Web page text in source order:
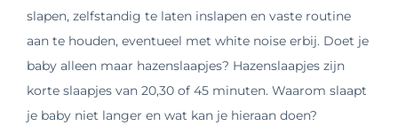
slapen, zelfstandig te laten inslapen en vaste routine
aan te houden, eventueel met white noise erbij. Doet je
baby alleen maar hazenslaapjes? Hazenslaapjes zijn
korte slaapjes van 20,30 of 45 minuten. Waarom slaapt
je baby niet langer en wat kan je hieraan doen?